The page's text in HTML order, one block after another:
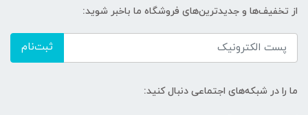
از تخفیف‌ها و جدیدترین‌های فروشگاه ما باخبر شوید:
ثبت‌نام
ما را در شبکه‌های اجتماعی دنبال کنید: